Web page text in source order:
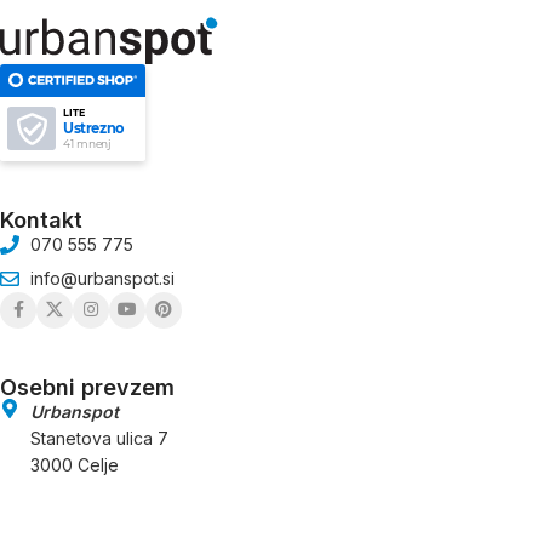
LITE
Ustrezno
41 mnenj
Kontakt
070 555 775
info@urbanspot.si
Osebni prevzem
Urbanspot
Stanetova ulica 7
3000 Celje